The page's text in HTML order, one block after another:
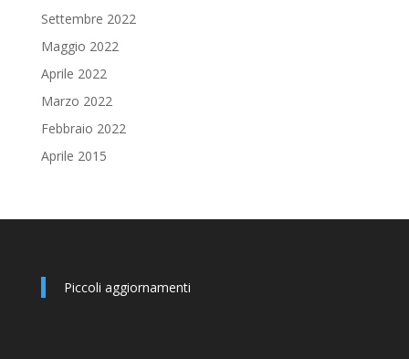
Settembre 2022
Maggio 2022
Aprile 2022
Marzo 2022
Febbraio 2022
Aprile 2015
Piccoli aggiornamenti